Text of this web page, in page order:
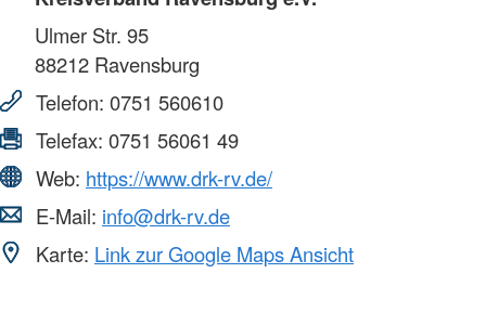
Ulmer Str. 95
88212 Ravensburg
Telefon: 0751 560610
Telefax: 0751 56061 49
Web: https://www.drk-rv.de/
E-Mail: info@drk-rv.de
Karte: Link zur Google Maps Ansicht